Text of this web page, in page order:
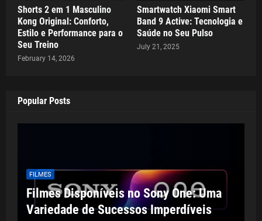
Shorts 2 em 1 Masculino
Kong Original: Conforto,
Estilo e Performance para o
Seu Treino
February 14, 2026
Smartwatch Xiaomi Smart
Band 9 Active: Tecnologia e
Saúde no Seu Pulso
July 21, 2025
Popular Posts
FILMES
Filmes Disponíveis no Sony One: Uma
Variedade de Sucessos Imperdíveis